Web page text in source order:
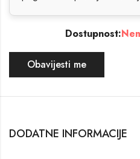
Dostupnost:
Obavijesti me
DODATNE INFORMACIJE